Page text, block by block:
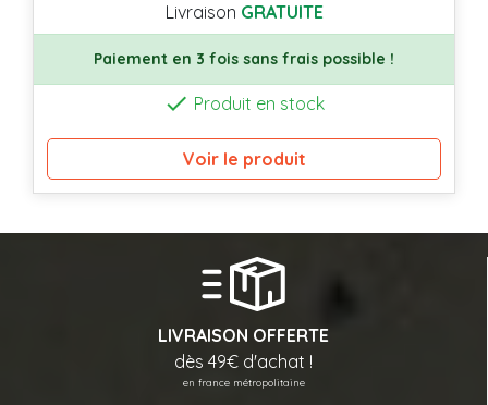
Livraison GRATUITE
Paiement en 3 fois sans frais possible !
 Produit en stock
Voir le produit
LIVRAISON OFFERTE
dès 49€ d'achat !
en france métropolitaine